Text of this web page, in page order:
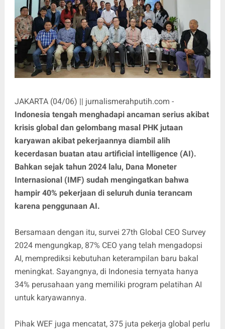
JAKARTA (04/06) || jurnalismerahputih.com -
Indonesia tengah menghadapi ancaman serius akibat
krisis global dan gelombang masal PHK jutaan
karyawan akibat pekerjaannya diambil alih
kecerdasan buatan atau artificial intelligence (AI).
Bahkan sejak tahun 2024 lalu, Dana Moneter
Internasional (IMF) sudah mengingatkan bahwa
hampir 40% pekerjaan di seluruh dunia terancam
karena penggunaan AI.
Bersamaan dengan itu, survei 27th Global CEO Survey
2024 mengungkap, 87% CEO yang telah mengadopsi
AI, memprediksi kebutuhan keterampilan baru bakal
meningkat. Sayangnya, di Indonesia ternyata hanya
34% perusahaan yang memiliki program pelatihan AI
untuk karyawannya.
Pihak WEF juga mencatat, 375 juta pekerja global perlu